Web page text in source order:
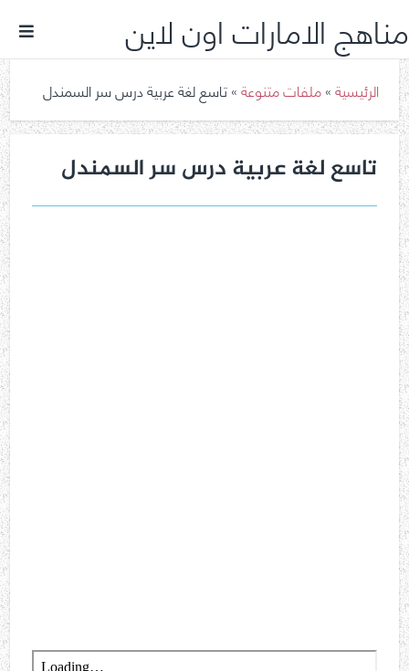
مناهج الامارات اون لاين
الرئيسية»ملفات متنوعة»تاسع لغة عربية درس سر السمندل
تاسع لغة عربية درس سر السمندل